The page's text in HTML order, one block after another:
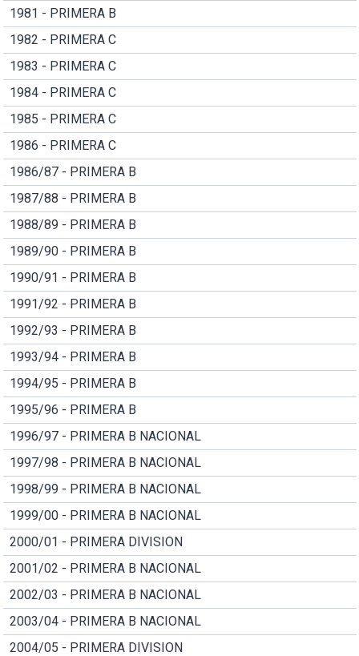
1981 - PRIMERA B
1982 - PRIMERA C
1983 - PRIMERA C
1984 - PRIMERA C
1985 - PRIMERA C
1986 - PRIMERA C
1986/87 - PRIMERA B
1987/88 - PRIMERA B
1988/89 - PRIMERA B
1989/90 - PRIMERA B
1990/91 - PRIMERA B
1991/92 - PRIMERA B
1992/93 - PRIMERA B
1993/94 - PRIMERA B
1994/95 - PRIMERA B
1995/96 - PRIMERA B
1996/97 - PRIMERA B NACIONAL
1997/98 - PRIMERA B NACIONAL
1998/99 - PRIMERA B NACIONAL
1999/00 - PRIMERA B NACIONAL
2000/01 - PRIMERA DIVISION
2001/02 - PRIMERA B NACIONAL
2002/03 - PRIMERA B NACIONAL
2003/04 - PRIMERA B NACIONAL
2004/05 - PRIMERA DIVISION